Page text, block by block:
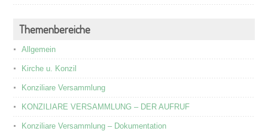
Themenbereiche
Allgemein
Kirche u. Konzil
Konziliare Versammlung
KONZILIARE VERSAMMLUNG – DER AUFRUF
Konziliare Versammlung – Dokumentation